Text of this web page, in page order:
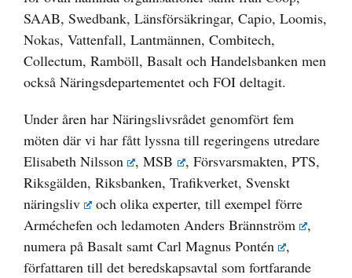
SAAB, Swedbank, Länsförsäkringar, Capio, Loomis,
Nokas, Vattenfall, Lantmännen, Combitech,
Collectum, Ramböll, Basalt och Handelsbanken men
också Näringsdepartementet och FOI deltagit.
Under åren har Näringslivsrådet genomfört fem
möten där vi har fått lyssna till regeringens utredare
Elisabeth Nilsson
,MSB , Försvarsmakten, PTS,
Riksgälden, Riksbanken, Trafikverket, Svenskt
näringsliv
och olika experter, till exempel förre
Arméchefen och ledamoten Anders Brännström
,
numera på Basalt samt Carl Magnus Pontén
,
författaren till det beredskapsavtal som fortfarande